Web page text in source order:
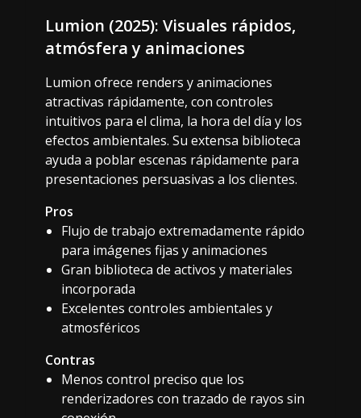
Lumion (2025): Visuales rápidos,
atmósfera y animaciones
Lumion ofrece renders y animaciones
atractivas rápidamente, con controles
intuitivos para el clima, la hora del día y los
efectos ambientales. Su extensa biblioteca
ayuda a poblar escenas rápidamente para
presentaciones persuasivas a los clientes.
Pros
Flujo de trabajo extremadamente rápido
para imágenes fijas y animaciones
Gran biblioteca de activos y materiales
incorporada
Excelentes controles ambientales y
atmosféricos
Contras
Menos control preciso que los
renderizadores con trazado de rayos sin